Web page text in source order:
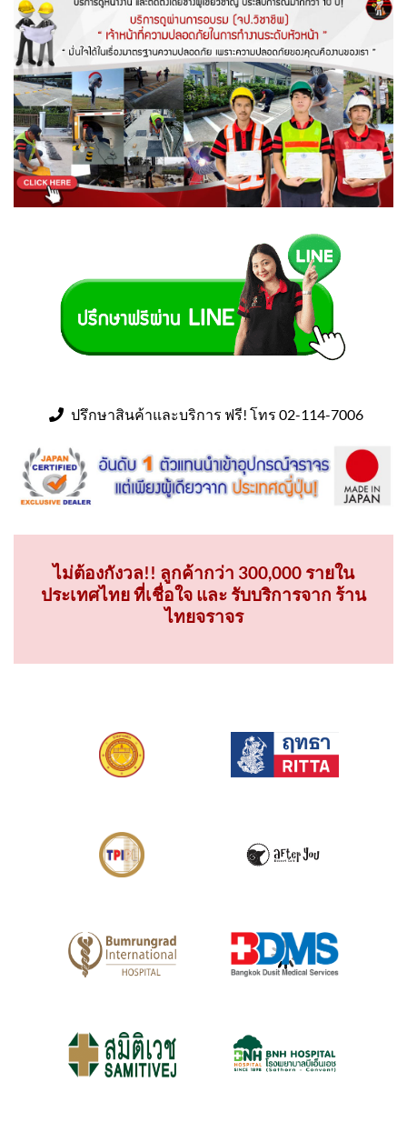
ปรึกษาสินค้าและบริการ ฟรี! โทร 02-114-7006
ไม่ต้องกังวล!! ลูกค้ากว่า 300,000 รายใน
ประเทศไทย ที่เชื่อใจ และ รับบริการจาก ร้าน
ไทยจราจร